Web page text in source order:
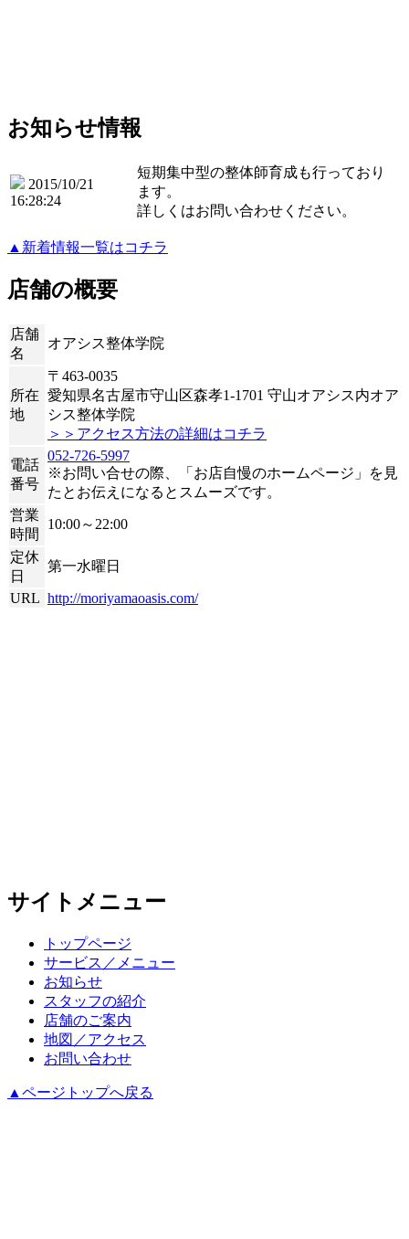
お知らせ情報
2015/10/21
16:28:24
短期集中型の整体師育成も行っており
ます。
詳しくはお問い合わせください。
▲新着情報一覧はコチラ
店舗の概要
店舗
名
オアシス整体学院
所在
地
〒463-0035
愛知県名古屋市守山区森孝1-1701 守山オアシス内オア
シス整体学院
＞＞アクセス方法の詳細はコチラ
電話
番号
052-726-5997
※お問い合せの際、「お店自慢のホームページ」を見
たとお伝えになるとスムーズです。
営業
時間
10:00～22:00
定休
日
第一水曜日
URL http://moriyamaoasis.com/
サイトメニュー
トップページ
サービス／メニュー
お知らせ
スタッフの紹介
店舗のご案内
地図／アクセス
お問い合わせ
▲ページトップへ戻る